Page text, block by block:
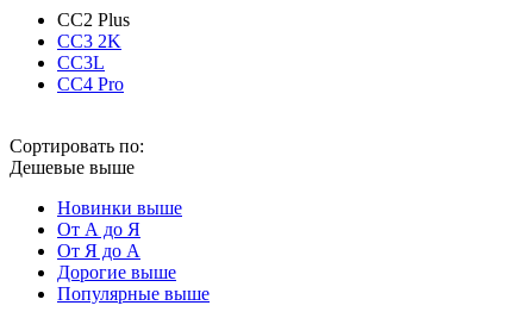
CC2 Plus
CC3 2K
CC3L
CC4 Pro
Сортировать по:
Дешевые выше
Новинки выше
От А до Я
От Я до А
Дорогие выше
Популярные выше